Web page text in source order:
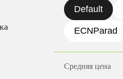
Default
ECNParad
Средняя цена